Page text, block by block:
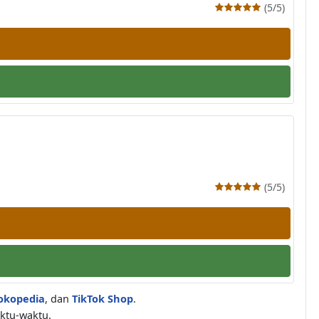
(5/5)
(5/5)
, dan TikTok Shop.
waktu.